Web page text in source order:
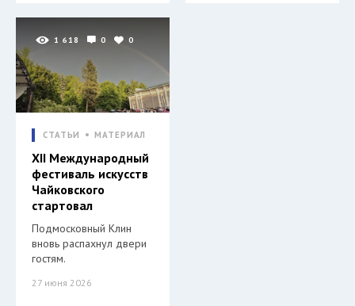
1 618 0 0
СТАТЬИ МАТЕРИАЛ
XII Международный
фестиваль искусств
Чайковского
стартовал
Подмосковный Клин
вновь распахнул двери
гостям.
27 июня 2026